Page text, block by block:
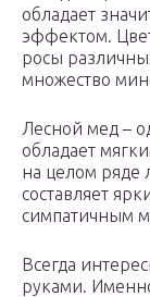
обладает
эффектом.
росы
множество
Лесной мед –
обладает
на целом ряде
составляет
симпатичным
Всегда
руками.